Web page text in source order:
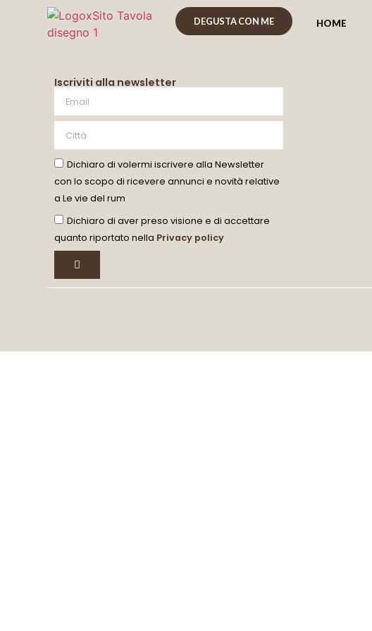
HOME
DEGUSTA CON ME
Iscriviti alla newsletter
Dichiaro di volermi iscrivere alla Newsletter
con lo scopo di ricevere annunci e novità relative
a Le vie del rum
Dichiaro di aver preso visione e di accettare
quanto riportato nella Privacy policy